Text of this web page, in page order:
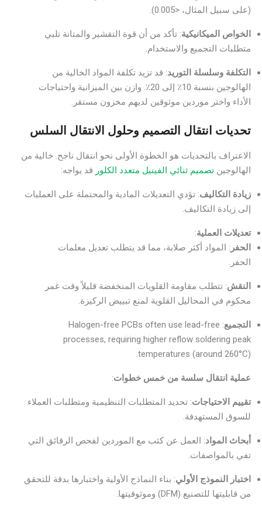
(على سبيل المثال، <0.005).
الخواص الميكانيكية: تأكد من أن قوة التقشير والمتانة تلبي
متطلبات التجميع والاستخدام.
التكلفة وسلسلة التوريد: قد تزيد تكلفة المواد الخالية من
الهالوجين بنسبة 10٪ إلى 20٪. وازن بين الميزانية واحتياجات
الأداء واختر موردين موثوقين لديهم مخزون مستقر.
تحديات انتقال التصميم وحلول الانتقال السلس
الاعتراف بالتحديات هو الخطوة الأولى نحو انتقال ناجح. خالية من
الهالوجينتصميم ثنائي الفينيل متعدد الكلور قد يواجه:
زيادة التكاليف: تؤدي التعديلات المادية والمحتملة على العمليات
إلى زيادة التكاليف.
تعديلات العملية:
الحفر : المواد أكثر صلابة، مما قد يتطلب تعديل معلمات
الحفر.
النقش: تتطلب مقاومة القلويات المنخفضة قليلاً وقت غمر
محكوم في المحاليل القلوية لمنع تبييض الركيزة.
التجميع : Halogen-free PCBs often use lead-free
processes, requiring higher reflow soldering peak
temperatures (around 260°C).
عملية انتقال سلسة من خمس خطوات:
تقييم الاحتياجات: تحديد المتطلبات التنظيمية ومتطلبات العملاء
للسوق المستهدفة.
أبحاث المواد: العمل عن كثب مع الموردين لفحص الرقائق التي
تفي بالمواصفات.
اختبار النموذج الأولي: بناء النماذج الأولية واختبارها بدقة للتحقق
من قابليتها للتصنيع (DFM) وموثوقيتها.